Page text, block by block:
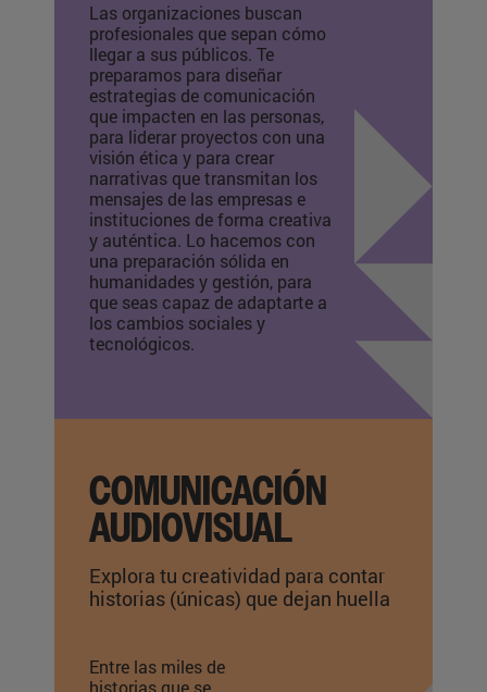
Las organizaciones buscan
profesionales que sepan cómo
llegar a sus públicos. Te
preparamos para diseñar
estrategias de comunicación
que impacten en las personas,
para liderar proyectos con una
visión ética y para crear
narrativas que transmitan los
mensajes de las empresas e
instituciones de forma creativa
y auténtica. Lo hacemos con
una preparación sólida en
humanidades y gestión, para
que seas capaz de adaptarte a
los cambios sociales y
tecnológicos.
COMUNICACIÓN
AUDIOVISUAL
Explora tu creatividad para contar
historias (únicas) que dejan huella
Entre las miles de
historias que se